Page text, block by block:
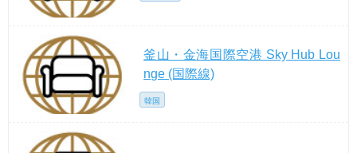
釜山・金海国際空港 Sky Hub Lou
nge (国際線)
韓国